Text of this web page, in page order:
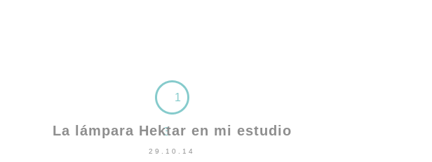
1
3
La lámpara Hektar en mi estudio
29.10.14